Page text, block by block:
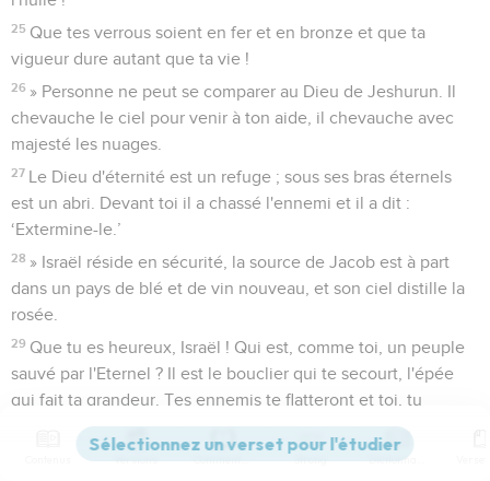
25 Que tes verrous soient en fer et en bronze et que ta
vigueur dure autant que ta vie !
26 » Personne ne peut se comparer au Dieu de Jeshurun. Il
chevauche le ciel pour venir à ton aide, il chevauche avec
majesté les nuages.
27 Le Dieu d'éternité est un refuge ; sous ses bras éternels
est un abri. Devant toi il a chassé l'ennemi et il a dit :
‘Extermine-le.’
28 » Israël réside en sécurité, la source de Jacob est à part
dans un pays de blé et de vin nouveau, et son ciel distille la
rosée.
29 Que tu es heureux, Israël ! Qui est, comme toi, un peuple
sauvé par l'Eternel ? Il est le bouclier qui te secourt, l'épée
qui fait ta grandeur. Tes ennemis te flatteront et toi, tu
piétineras leurs hauteurs. »
Versions Commentaires Strong